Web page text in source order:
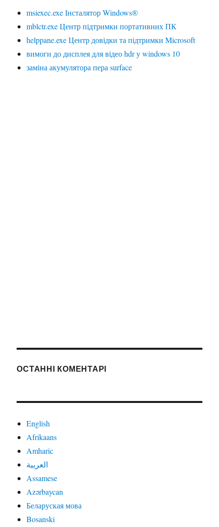
msiexec.exe Інсталятор Windows®
mblctr.exe Центр підтримки портативних ПК
helppane.exe Центр довідки та підтримки Microsoft
вимоги до дисплея для відео hdr у windows 10
заміна акумулятора пера surface
ОСТАННІ КОМЕНТАРІ
English
Afrikaans
Amharic
العربية
Assamese
Azərbaycan
Беларуская мова
Bosanski